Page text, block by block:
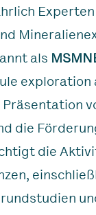
als
die
die